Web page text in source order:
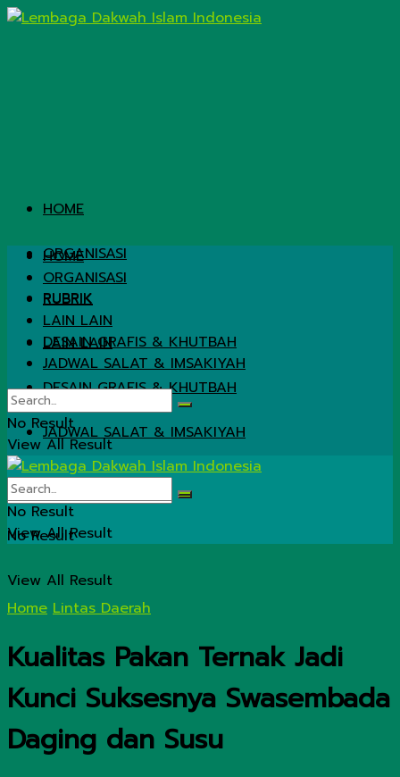
HOME
ORGANISASI
RUBRIK
LAIN LAIN
DESAIN GRAFIS & KHUTBAH
JADWAL SALAT & IMSAKIYAH
No Result
View All Result
HOME
ORGANISASI
RUBRIK
LAIN LAIN
DESAIN GRAFIS & KHUTBAH
JADWAL SALAT & IMSAKIYAH
No Result
View All Result
No Result
View All Result
Home Lintas Daerah
Kualitas Pakan Ternak Jadi
Kunci Suksesnya Swasembada
Daging dan Susu